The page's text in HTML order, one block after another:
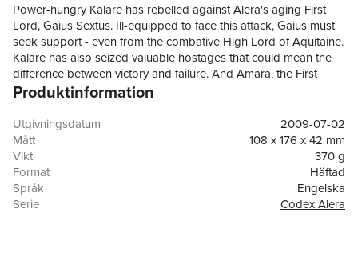
Power-hungry Kalare has rebelled against Alera's aging First
Lord, Gaius Sextus. Ill-equipped to face this attack, Gaius must
seek support - even from the combative High Lord of Aquitaine.
Kalare has also seized valuable hostages that could mean the
difference between victory and failure. And Amara, the First
Lord's Cursor, has been tasked with their rescue. She has
Aquitaine see the time as ripe for betrayal?Treachery is rife
elsewhere, as young Tavi of Calderon will find. Posted away
from the war, Tavi joins a legion anyway, under an assumed
name. Then Kalare does the unthinkable - uniting with the
brutish Canim. When treason wipes out the army's command
structure, Tavi finds himself leading an inexperienced legion
Produktinformation
Utgivningsdatum
2009-07-02
Mått
108 x 176 x 42 mm
Vikt
370 g
Format
Häftad
Språk
Engelska
Serie
Codex Alera
ISBN
9781841497464